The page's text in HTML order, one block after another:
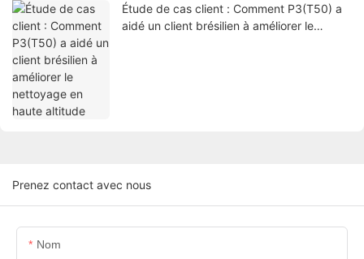
Étude de cas client : Comment P3(T50) a
aidé un client brésilien à améliorer le
Prenez contact avec nous
Nom